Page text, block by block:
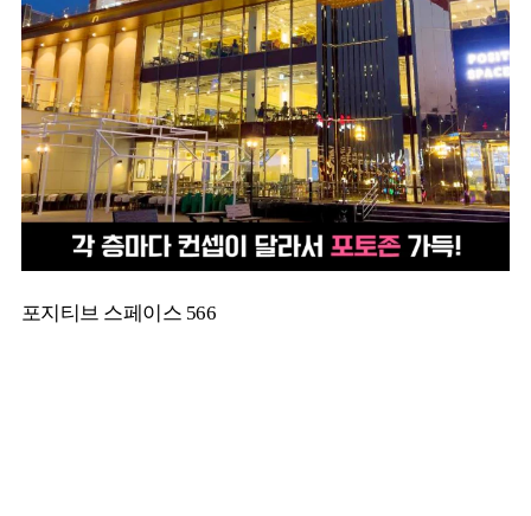
포지티브 스페이스 566